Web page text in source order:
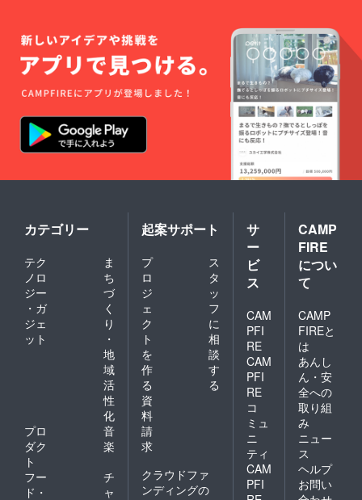
カテゴリー
テク
ノロ
ジー
・ガ
ジェ
ット
ま
ち
づ
く
り
・
地
域
活
性
化
プロ
ダク
ト
音
楽
フー
ド・
チ
ャ
起案サポート
プ
ロ
ジ
ェ
ク
ト
を
作
る
ス
タ
ッ
フ
に
相
談
す
る
資
料
請
求
クラウドファ
ンディングの
サ
ー
ビ
ス
CAM
PFI
RE
CAM
PFI
RE
コ
ミュ
ニ
ティ
CAM
PFI
CAMP
FIRE
につい
て
CAMP
FIREと
は
あんし
ん・安
全への
取り組
み
ニュー
ス
ヘルプ
お問い